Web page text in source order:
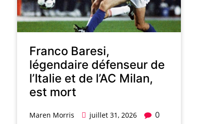
Franco Baresi,
légendaire défenseur de
l’Italie et de l’AC Milan,
est mort
Maren Morris juillet 31, 2026 0